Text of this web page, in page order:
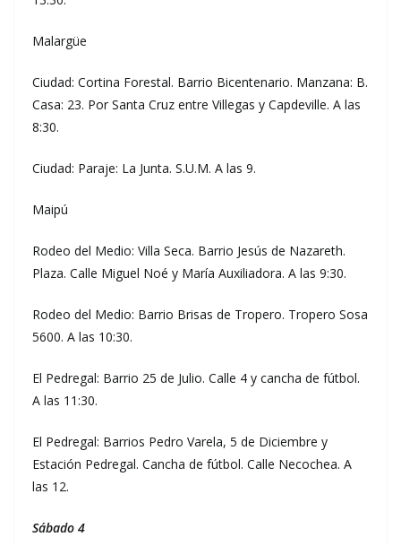
Malargüe
Ciudad: Cortina Forestal. Barrio Bicentenario. Manzana: B.
Casa: 23. Por Santa Cruz entre Villegas y Capdeville. A las
8:30.
Ciudad: Paraje: La Junta. S.U.M. A las 9.
Maipú
Rodeo del Medio: Villa Seca. Barrio Jesús de Nazareth.
Plaza. Calle Miguel Noé y María Auxiliadora. A las 9:30.
Rodeo del Medio: Barrio Brisas de Tropero. Tropero Sosa
5600. A las 10:30.
El Pedregal: Barrio 25 de Julio. Calle 4 y cancha de fútbol.
A las 11:30.
El Pedregal: Barrios Pedro Varela, 5 de Diciembre y
Estación Pedregal. Cancha de fútbol. Calle Necochea. A
las 12.
Sábado 4